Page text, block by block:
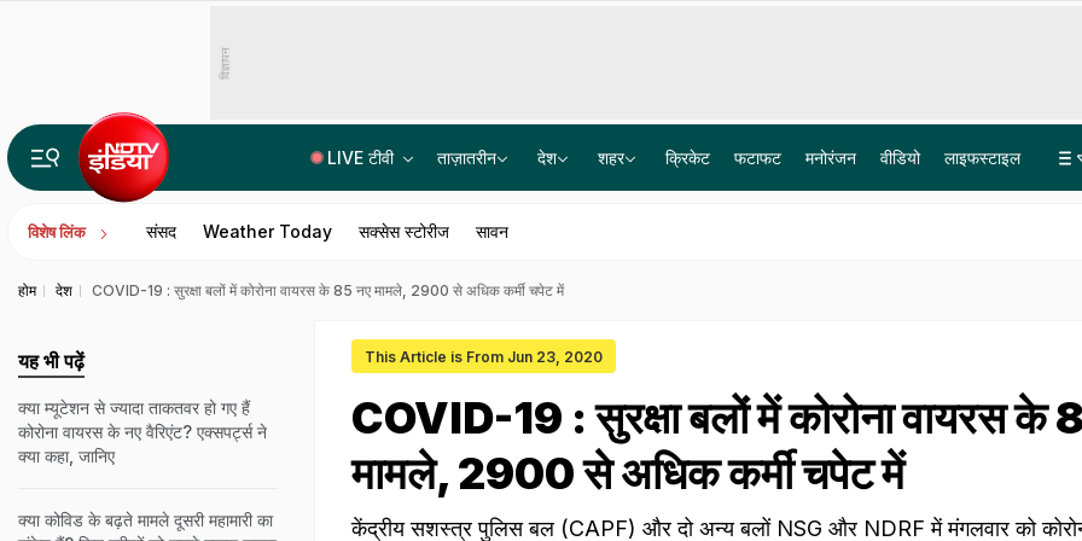
विज्ञापन
LIVE टीवी ताज़ातरीन देश शहर क्रिकेट फटाफट मनोरंजन वीडियो लाइफस्टाइल
विशेष लिंक संसद Weather Today सक्सेस स्टोरीज सावन
होम देश COVID-19 : सुरक्षा बलों में कोरोना वायरस के 85 नए मामले, 2900 से अधिक कर्मी चपेट में
This Article is From Jun 23, 2020
COVID-19 : सुरक्षा बलों में कोरोना वायरस के
मामले, 2900 से अधिक कर्मी चपेट में
केंद्रीय सशस्त्र पुलिस बल (CAPF) और दो अन्य बलों NSG और NDRF में मंगलवार को
यह भी पढ़ें
क्या म्यूटेशन से ज्यादा ताकतवर हो गए हैं
कोरोना वायरस के नए वैरिएंट? एक्सपर्ट्स ने
क्या कहा, जानिए
क्या कोविड के बढ़ते मामले दूसरी महामारी का